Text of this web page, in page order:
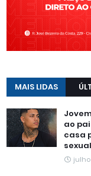
MAIS LIDAS
ao
casa
sexual
julho